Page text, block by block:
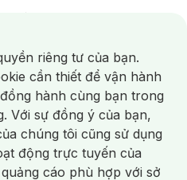
Mặt Nạ Xông Hơi /Nước Rửa Tay/
Răng /Bàn Chải Điện/
Tăm Nước/ Nước Súc Miệng/
Dịch Vệ Sinh/Dưỡng Vùng Kín/
/Tampon/Bọt Cạo Râu /Dao Cạo Râu/
Nước/ Da Lão Hóa/ Da Mụn/
Thâm / Nám / Tàn Nhang
Địa
riêng tư của bạn.
cần thiết để vận hành
hành cùng bạn trong
Với sự đồng ý của bạn,
chúng tôi cũng sử dụng
động trực tuyến của
cáo phù hợp với sở